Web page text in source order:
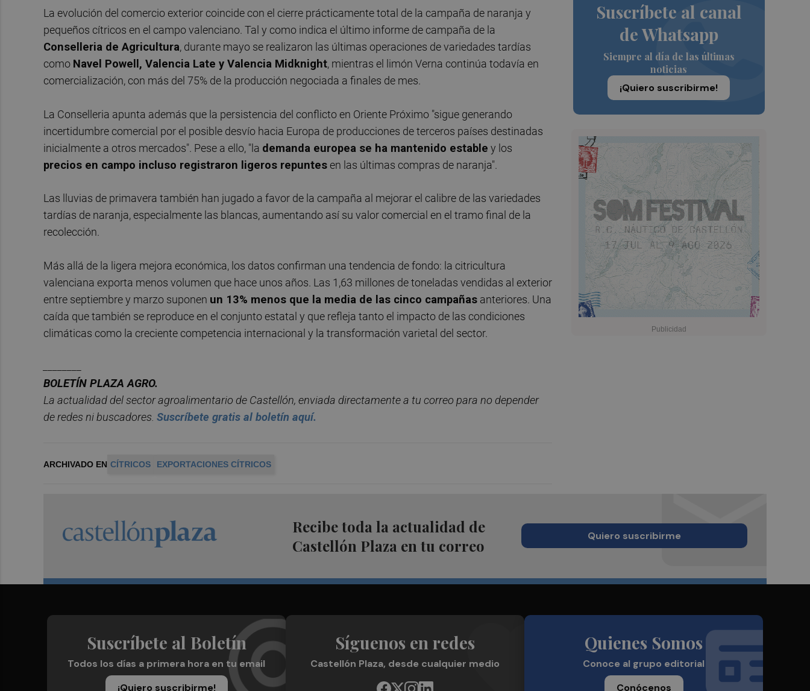
Suscríbete al canal
de Whatsapp
Siempre al día de las últimas
noticias
¡Quiero suscribirme!
La evolución del comercio exterior coincide con el cierre prácticamente total de la campaña de naranja y
pequeños cítricos en el campo valenciano. Tal y como indica el último informe de campaña de la
Conselleria de Agricultura, durante mayo se realizaron las últimas operaciones de variedades tardías
como Navel Powell, Valencia Late y Valencia Midknight, mientras el limón Verna continúa todavía en
comercialización, con más del 75% de la producción negociada a finales de mes.
La Conselleria apunta además que la persistencia del conflicto en Oriente Próximo "sigue generando
incertidumbre comercial por el posible desvío hacia Europa de producciones de terceros países destinadas
inicialmente a otros mercados". Pese a ello, "la demanda europea se ha mantenido estable y los
precios en campo incluso registraron ligeros repuntes en las últimas compras de naranja".
Las lluvias de primavera también han jugado a favor de la campaña al mejorar el calibre de las variedades
tardías de naranja, especialmente las blancas, aumentando así su valor comercial en el tramo final de la
recolección.
Más allá de la ligera mejora económica, los datos confirman una tendencia de fondo: la citricultura
valenciana exporta menos volumen que hace unos años. Las 1,63 millones de toneladas vendidas al exterior
entre septiembre y marzo suponen un 13% menos que la media de las cinco campañas anteriores. Una
caída que también se reproduce en el conjunto estatal y que refleja tanto el impacto de las condiciones
climáticas como la creciente competencia internacional y la transformación varietal del sector.
BOLETÍN PLAZA AGRO.
La actualidad del sector agroalimentario de Castellón, enviada directamente a tu correo para no depender
de redes ni buscadores. Suscríbete gratis al boletín aquí.
ARCHIVADO EN CÍTRICOS EXPORTACIONES CÍTRICOS
Recibe toda la actualidad de
Castellón Plaza en tu correo
Quiero suscribirme
Suscríbete al Boletín
Todos los días a primera hora en tu email
¡Quiero suscribirme!
Síguenos en redes
Castellón Plaza, desde cualquier medio
Quienes Somos
Conoce al grupo editorial
Conócenos